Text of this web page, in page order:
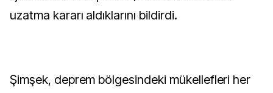
uzatma kararı aldıklarını bildirdi.
Şimşek, deprem bölgesindeki mükellefleri her